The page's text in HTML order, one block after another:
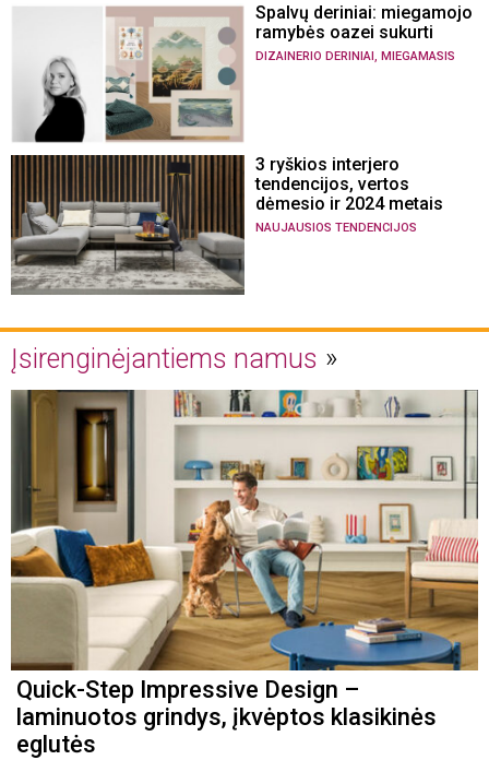
Spalvų deriniai: miegamojo
ramybės oazei sukurti
DIZAINERIO DERINIAI , MIEGAMASIS
3 ryškios interjero
tendencijos, vertos
dėmesio ir 2024 metais
NAUJAUSIOS TENDENCIJOS
Įsirenginėjantiems namus
Quick-Step Impressive Design –
laminuotos grindys, įkvėptos klasikinės
eglutės